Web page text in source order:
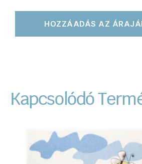
HOZZÁADÁS AZ
Kapcsolódó